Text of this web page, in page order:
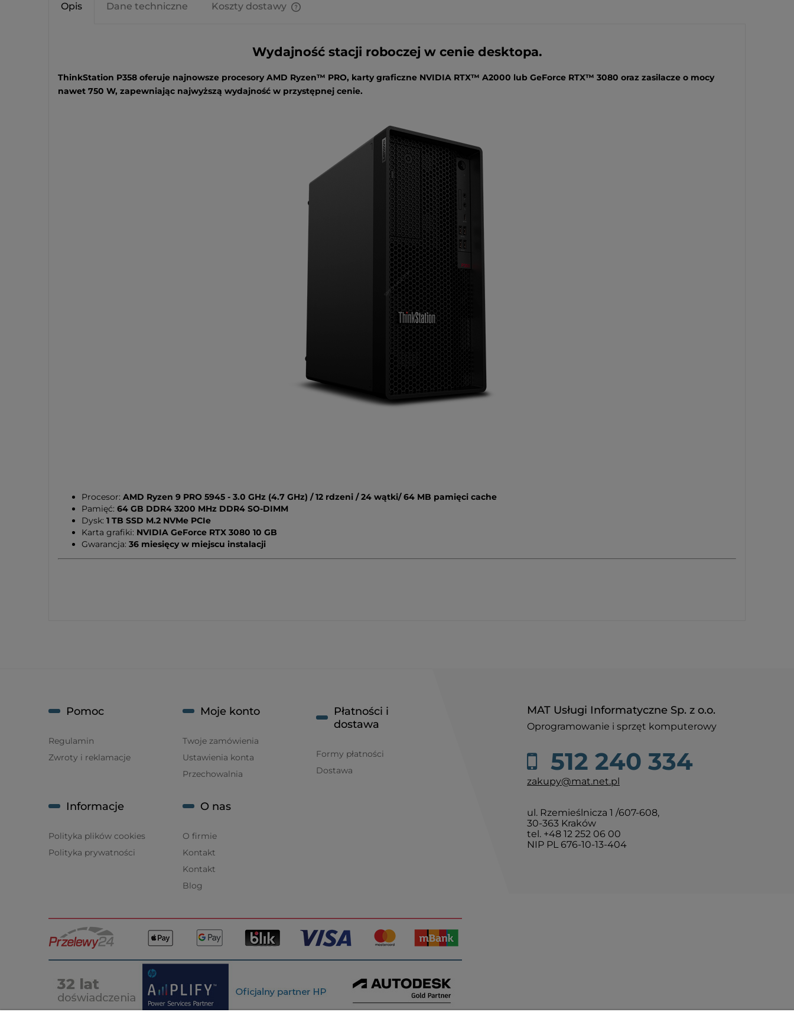
Opis Dane techniczne Koszty dostawy
Wydajność stacji roboczej w cenie desktopa.
ThinkStation P358 oferuje najnowsze procesory AMD Ryzen™ PRO, karty graficzne NVIDIA RTX™ A2000 lub GeForce RTX™ 3080 oraz zasilacze o mocy
nawet 750 W, zapewniając najwyższą wydajność w przystępnej cenie.
Procesor: AMD Ryzen 9 PRO 5945 - 3.0 GHz (4.7 GHz) / 12 rdzeni / 24 wątki/ 64 MB pamięci cache
Pamięć: 64 GB DDR4 3200 MHz DDR4 SO-DIMM
Dysk: 1 TB SSD M.2 NVMe PCIe
Karta grafiki: NVIDIA GeForce RTX 3080 10 GB
Gwarancja: 36 miesięcy w miejscu instalacji
MAT Usługi Informatyczne Sp. z o.o.
Oprogramowanie i sprzęt komputerowy
512 240 334
zakupy@mat.net.pl
ul. Rzemieślnicza 1 /607-608,
30-363 Kraków
tel. +48 12 252 06 00
NIP PL 676-10-13-404
Pomoc
Regulamin
Zwroty i reklamacje
Moje konto
Twoje zamówienia
Ustawienia konta
Przechowalnia
Płatności i
dostawa
Formy płatności
Dostawa
Informacje
Polityka plików cookies
Polityka prywatności
O nas
O firmie
Kontakt
Kontakt
Blog